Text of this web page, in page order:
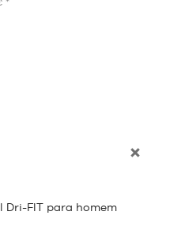
*
Dri-FIT para homem